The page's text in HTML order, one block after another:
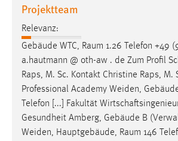
Projektteam
Relevanz:
Gebäude WTC, Raum 1.26 Telefon +49
a.hautmann @ oth-aw . de Zum Profil
Raps, M. Sc. Kontakt Christine Raps, M.
Professional Academy Weiden,
Telefon [...] Fakultät
Gesundheit Amberg, Gebäude B
Weiden, Hauptgebäude, Raum 146
Statistik Cookies erfassen
unsere Besucher unsere Website
Matomo
Name:
_pk_ref, _pk_cvar, _pk_id, _pk_ses
Zweck:
Zugriffsstatistik